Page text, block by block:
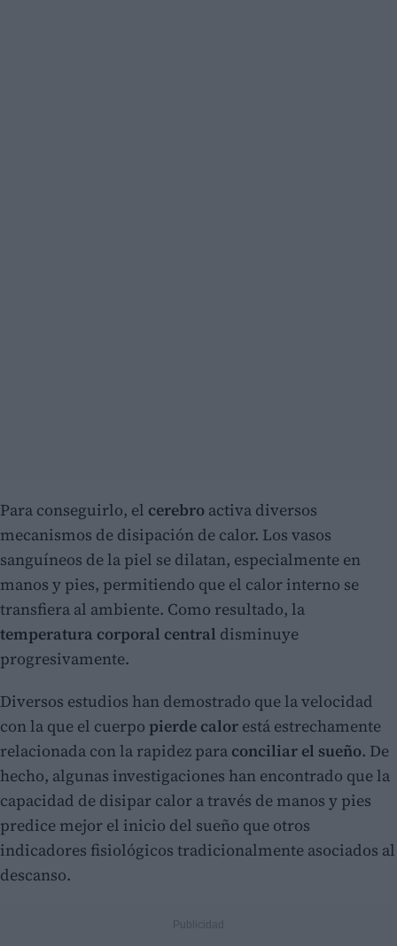
Para conseguirlo, el cerebro activa diversos
mecanismos de disipación de calor. Los vasos
sanguíneos de la piel se dilatan, especialmente en
manos y pies, permitiendo que el calor interno se
transfiera al ambiente. Como resultado, la
temperatura corporal central disminuye
progresivamente.
Diversos estudios han demostrado que la velocidad
con la que el cuerpo pierde calor está estrechamente
relacionada con la rapidez para conciliar el sueño. De
hecho, algunas investigaciones han encontrado que la
capacidad de disipar calor a través de manos y pies
predice mejor el inicio del sueño que otros
indicadores fisiológicos tradicionalmente asociados al
descanso.